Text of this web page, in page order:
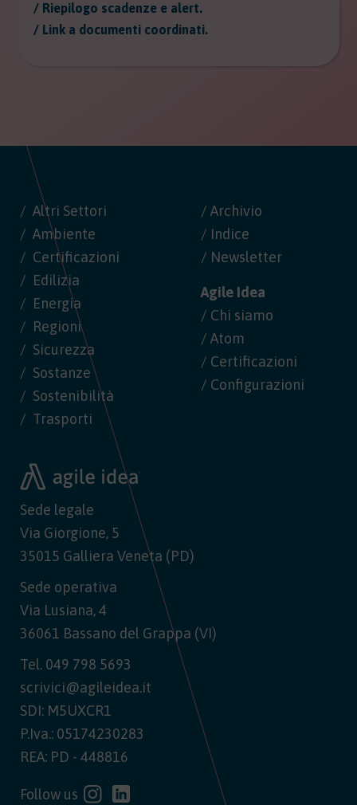
/ Riepilogo scadenze e alert.
/ Link a documenti coordinati.
Altri Settori
Ambiente
Certificazioni
Edilizia
Energia
Regioni
Sicurezza
Sostanze
Sostenibilità
Trasporti
/ Archivio
/ Indice
/ Newsletter
Agile Idea
/ Chi siamo
/ Atom
/ Certificazioni
/ Configurazioni
Sede legale
Via Giorgione, 5
35015 Galliera Veneta (PD)
Sede operativa
Via Lusiana, 4
36061 Bassano del Grappa (VI)
Tel. 049 798 5693
scrivici@agileidea.it
SDI: M5UXCR1
P.Iva.: 05174230283
REA: PD - 448816
Follow us